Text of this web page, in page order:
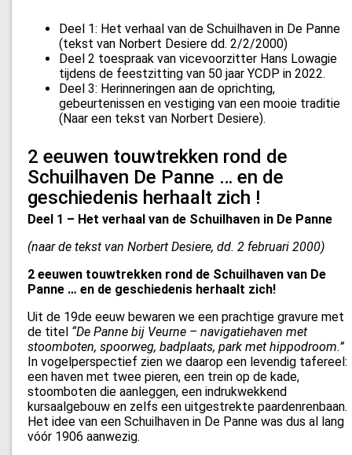
Deel 1: Het verhaal van de Schuilhaven in De Panne
(tekst van Norbert Desiere dd. 2/2/2000)
Deel 2 toespraak van vicevoorzitter Hans Lowagie
tijdens de feestzitting van 50 jaar YCDP in 2022.
Deel 3: Herinneringen aan de oprichting,
gebeurtenissen en vestiging van een mooie traditie
(Naar een tekst van Norbert Desiere).
2 eeuwen touwtrekken rond de
Schuilhaven De Panne … en de
geschiedenis herhaalt zich !
Deel 1 – Het verhaal van de Schuilhaven in De Panne
(naar de tekst van Norbert Desiere, dd. 2 februari 2000)
2 eeuwen touwtrekken rond de Schuilhaven van De
Panne … en de geschiedenis herhaalt zich!
Uit de 19de eeuw bewaren we een prachtige gravure met
de titel “De Panne bij Veurne – navigatiehaven met
stoomboten, spoorweg, badplaats, park met hippodroom.”
In vogelperspectief zien we daarop een levendig tafereel:
een haven met twee pieren, een trein op de kade,
stoomboten die aanleggen, een indrukwekkend
kursaalgebouw en zelfs een uitgestrekte paardenrenbaan.
Het idee van een Schuilhaven in De Panne was dus al lang
vóór 1906 aanwezig.